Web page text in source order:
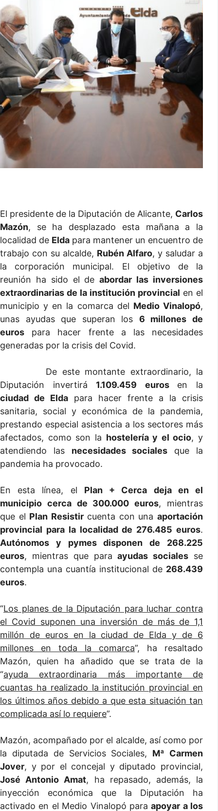
El presidente de la Diputación de Alicante, Carlos
Mazón, se ha desplazado esta mañana a la
localidad de Elda para mantener un encuentro de
trabajo con su alcalde, Rubén Alfaro, y saludar a
la corporación municipal. El objetivo de la
reunión ha sido el deabordar las inversiones
extraordinarias de la institución provincial en el
municipio y en la comarca del Medio Vinalopó,
unas ayudas que superan los 6 millones de
euros para hacer frente a las necesidades
generadas por la crisis del Covid.
De este montante extraordinario, la
Diputación invertirá 1.109.459 euros en la
ciudad de Elda para hacer frente a la crisis
sanitaria, social y económica de la pandemia,
prestando especial asistencia a los sectores más
afectados, como son la hostelería y el ocio, y
atendiendo las necesidades sociales que la
pandemia ha provocado.
En esta línea, el Plan + Cerca deja en el
municipio cerca de 300.000 euros, mientras
que el Plan Resistircuenta con unaaportación
provincial para la localidad de 276.485 euros.
Autónomos y pymes disponen de 268.225
euros, mientras que paraayudas sociales se
contempla una cuantía institucional de 268.439
euros.
“Los planes de la Diputación para luchar contra
el Covid suponen una inversión de más de 1,1
millón de euros en la ciudad de Elda y de 6
millones en toda la comarca”, ha resaltado
Mazón, quien ha añadido que se trata de la
“ayuda extraordinaria más importante de
cuantas ha realizado la institución provincial en
los últimos años debido a que esta situación tan
complicada así lo requiere”.
Mazón, acompañado por el alcalde, así como por
la diputada de Servicios Sociales, Mª Carmen
Jover, y por el concejal y diputado provincial,
José Antonio Amat, ha repasado, además, la
inyección económica que la Diputación ha
activado en el Medio Vinalopó paraapoyar a los